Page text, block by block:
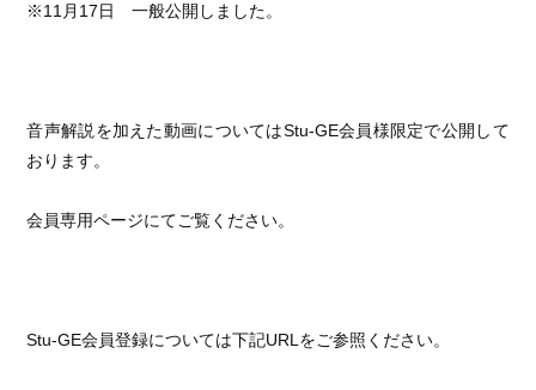
※11月17日 一般公開しました。
音声解説を加えた動画についてはStu-GE会員様限定で公開して
おります。
会員専用ページにてご覧ください。
Stu-GE会員登録については下記URLをご参照ください。